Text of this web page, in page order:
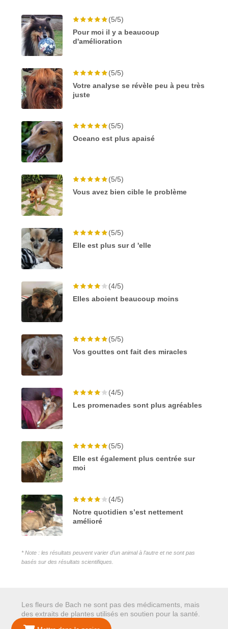
(5/5)
Pour moi il y a beaucoup
d'amélioration
(5/5)
Votre analyse se révèle peu à peu très
juste
(5/5)
Oceano est plus apaisé
(5/5)
Vous avez bien cible le problème
(5/5)
Elle est plus sur d 'elle
(4/5)
Elles aboient beaucoup moins
(5/5)
Vos gouttes ont fait des miracles
(4/5)
Les promenades sont plus agréables
(5/5)
Elle est également plus centrée sur
moi
(4/5)
Notre quotidien s’est nettement
amélioré
* Note : les résultats peuvent varier d’un animal à l’autre et ne sont pas
basés sur des résultats scientifiques.
Les fleurs de Bach ne sont pas des médicaments, mais
des extraits de plantes utilisés en soutien pour la santé.